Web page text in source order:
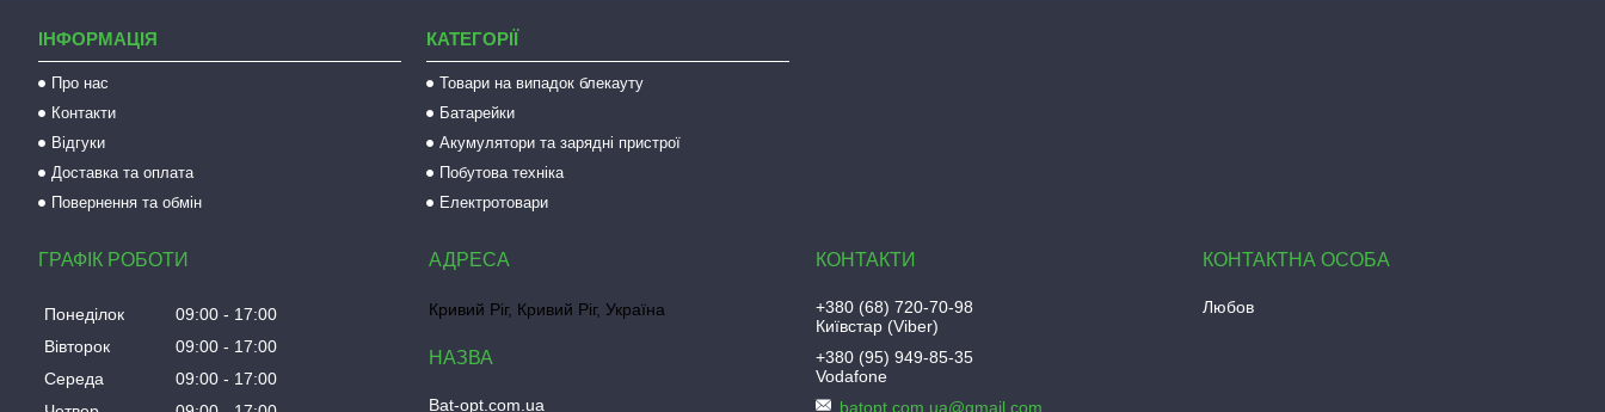
ІНФОРМАЦІЯ
Про нас
Контакти
Відгуки
Доставка та оплата
Повернення та обмін
КАТЕГОРІЇ
Товари на випадок блекауту
Батарейки
Акумулятори та зарядні пристрої
Побутова техніка
Електротовари
ГРАФІК РОБОТИ
Понеділок 09:00
17:00
Вівторок
09:00
17:00
Середа
09:00
17:00
Кривий Ріг, Кривий Ріг, Україна
Bat-opt.com.ua
+380 (68) 720-70-98
Київстар (Viber)
+380 (95) 949-85-35
Vodafone
batopt.com.ua@gmail.com
Любов